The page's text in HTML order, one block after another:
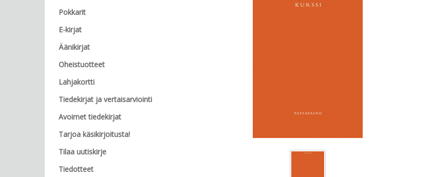
Pokkarit
E-kirjat
Äänikirjat
Oheistuotteet
Lahjakortti
Tiedekirjat ja vertaisarviointi
Avoimet tiedekirjat
Tarjoa käsikirjoitusta!
Tilaa uutiskirje
Tiedotteet